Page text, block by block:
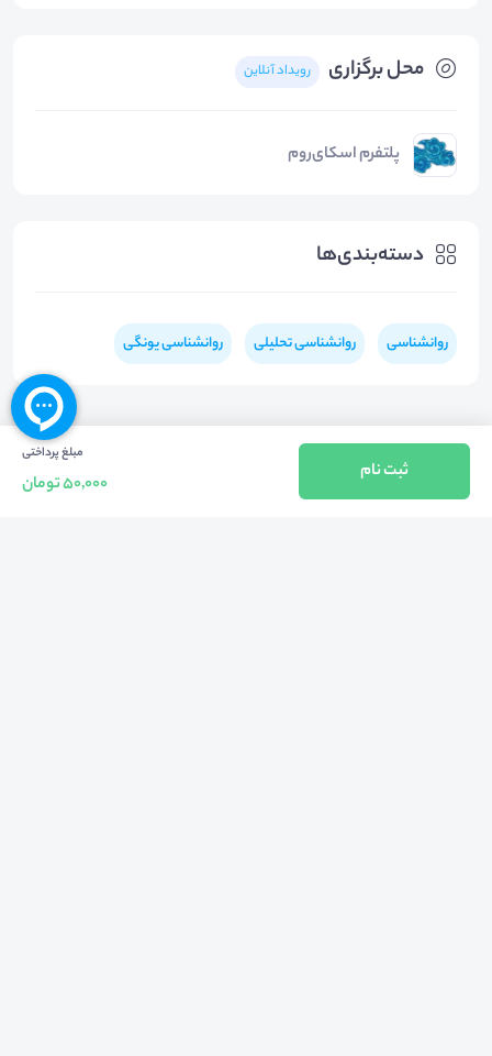
محل برگزاری رویداد آنلاین
پلتفرم اسکای‌روم
دسته‌بندی‌ها
روانشناسی روانشناسی تحلیلی روانشناسی یونگی
مبلغ پرداختی
50,000 تومان
ثبت نام